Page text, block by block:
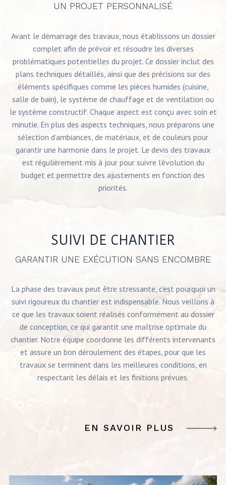
UN PROJET PERSONNALISÉ
Avant le démarrage des travaux, nous établissons un dossier
complet afin de prévoir et résoudre les diverses
problématiques potentielles du projet. Ce dossier inclut des
plans techniques détaillés, ainsi que des précisions sur des
éléments spécifiques comme les pièces humides (cuisine,
salle de bain), le système de chauffage et de ventilation ou
le système constructif. Chaque aspect est conçu avec soin et
minutie. En plus des aspects techniques, nous préparons une
sélection d’ambiances, de matériaux, et de couleurs pour
garantir une harmonie dans le projet. Le devis des travaux
est régulièrement mis à jour pour suivre l’évolution du
budget et permettre des ajustements en fonction des
priorités.
SUIVI DE CHANTIER
GARANTIR UNE EXÉCUTION SANS ENCOMBRE
La phase des travaux peut être stressante, c’est pourquoi un
suivi rigoureux du chantier est indispensable. Nous veillons à
ce que les travaux soient réalisés conformément au dossier
de conception, ce qui garantit une maîtrise optimale du
chantier. Notre équipe coordonne les différents intervenants
et assure un bon déroulement des étapes, pour que les
travaux se terminent dans les meilleures conditions, en
respectant les délais et les finitions prévues.
EN SAVOIR PLUS